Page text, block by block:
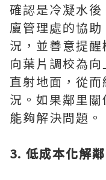
確認是冷凝水
廈管理處的協
況，並善意提
向葉片調校為
直射地面，從
況。如果鄰里
能夠解決問題。
3. 低成本化解